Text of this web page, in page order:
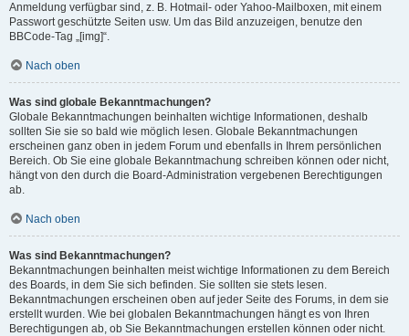
Anmeldung verfügbar sind, z. B. Hotmail- oder Yahoo-Mailboxen, mit einem
Passwort geschützte Seiten usw. Um das Bild anzuzeigen, benutze den
BBCode-Tag „[img]“.
Nach oben
Was sind globale Bekanntmachungen?
Globale Bekanntmachungen beinhalten wichtige Informationen, deshalb
sollten Sie sie so bald wie möglich lesen. Globale Bekanntmachungen
erscheinen ganz oben in jedem Forum und ebenfalls in Ihrem persönlichen
Bereich. Ob Sie eine globale Bekanntmachung schreiben können oder nicht,
hängt von den durch die Board-Administration vergebenen Berechtigungen
ab.
Nach oben
Was sind Bekanntmachungen?
Bekanntmachungen beinhalten meist wichtige Informationen zu dem Bereich
des Boards, in dem Sie sich befinden. Sie sollten sie stets lesen.
Bekanntmachungen erscheinen oben auf jeder Seite des Forums, in dem sie
erstellt wurden. Wie bei globalen Bekanntmachungen hängt es von Ihren
Berechtigungen ab, ob Sie Bekanntmachungen erstellen können oder nicht.